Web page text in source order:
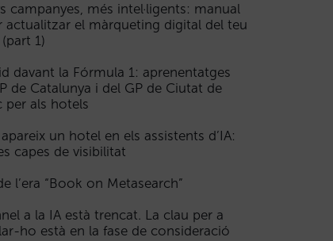
campanyes, més intel·ligents: manual
actualitzar el màrqueting digital del teu
1)
davant la Fórmula 1: aprenentatges
de Catalunya i del GP de Ciutat de
per als hotels
un hotel en els assistents d’IA:
capes de visibilitat
l’era “Book on Metasearch”
a la IA està trencat. La clau per a
ho està en la fase de consideració